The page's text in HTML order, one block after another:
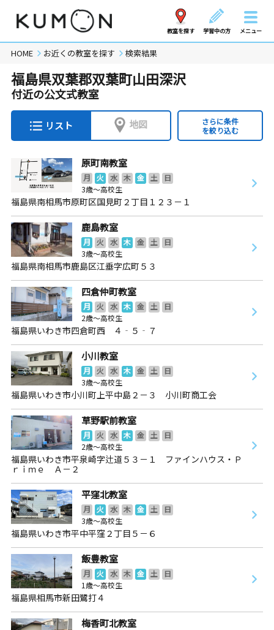
教室を探す 学習中の方 メニュー
HOME お近くの教室を探す 検索結果
福島県双葉郡双葉町山田深沢
付近の公文式教室
リスト 地図
さらに条件
を絞り込む
原町南教室
月 火 水 木 金 土
日
3歳～高校生
福島県南相馬市原町区国見町２丁目１２３－１
鹿島教室
月 火 水 木 金 土
日
3歳～高校生
福島県南相馬市鹿島区江垂字広町５３
四倉仲町教室
月 火 水 木 金 土
日
2歳～高校生
福島県いわき市四倉町西 ４‐５‐７
小川教室
月 火 水 木 金 土
日
3歳～高校生
福島県いわき市小川町上平中島２－３ 小川町商工会
草野駅前教室
月 火 水 木 金 土
日
2歳～高校生
福島県いわき市平泉崎字辻道５３－１ ファインハウス・Ｐ
ｒｉｍｅ Ａ－２
平窪北教室
月 火 水 木 金 土
日
3歳～高校生
福島県いわき市平中平窪２丁目５－６
飯豊教室
月 火 水 木 金 土
日
1歳～高校生
福島県相馬市新田鷺打４
梅香町北教室